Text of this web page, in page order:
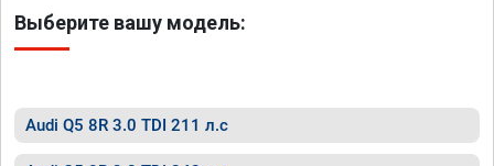
Выберите вашу модель:
Audi Q5 8R 3.0 TDI 211 л.с